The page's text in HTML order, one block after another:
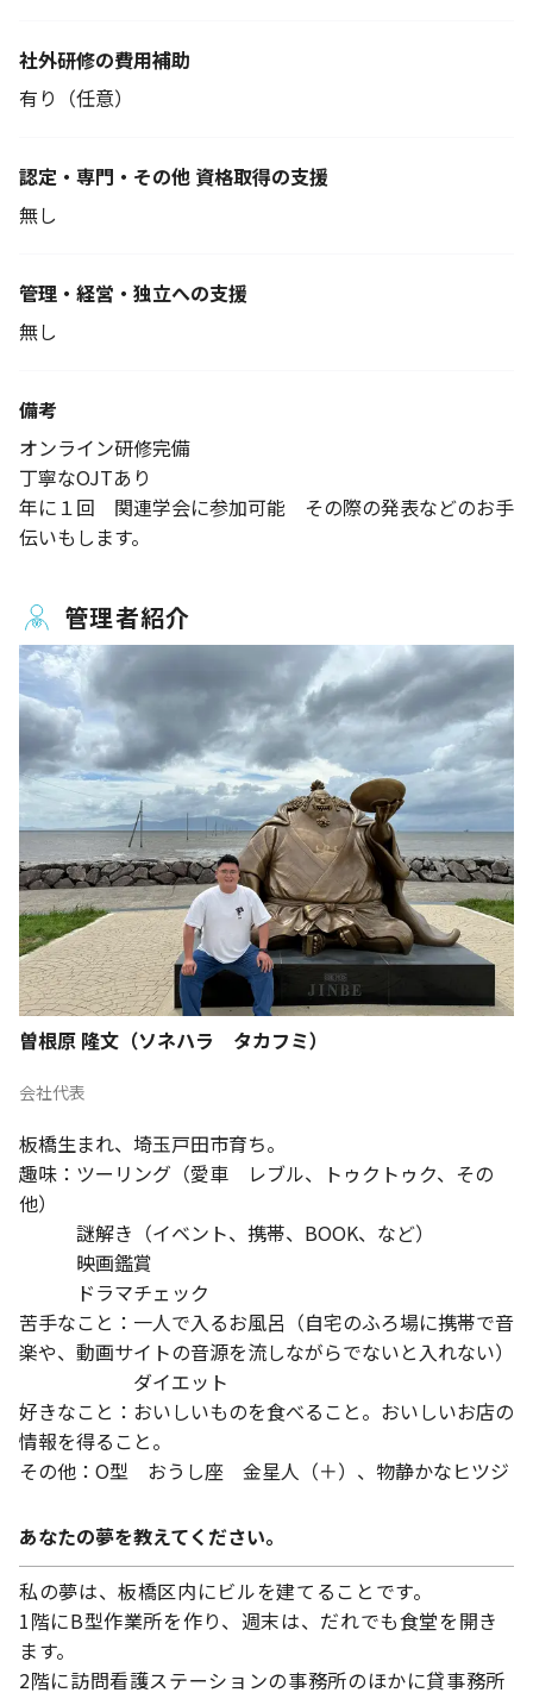
社外研修の費用補助
有り（任意）
認定・専門・その他 資格取得の支援
無し
管理・経営・独立への支援
無し
備考
オンライン研修完備
丁寧なOJTあり
年に１回 関連学会に参加可能 その際の発表などのお手
伝いもします。
管理者紹介
曽根原 隆文（ソネハラ タカフミ）
会社代表
板橋生まれ、埼玉戸田市育ち。
趣味：ツーリング（愛車 レブル、トゥクトゥク、その
他）
謎解き（イベント、携帯、BOOK、など）
映画鑑賞
ドラマチェック
苦手なこと：一人で入るお風呂（自宅のふろ場に携帯で音
楽や、動画サイトの音源を流しながらでないと入れない）
ダイエット
好きなこと：おいしいものを食べること。おいしいお店の
情報を得ること。
その他：O型 おうし座 金星人（＋）、物静かなヒツジ
あなたの夢を教えてください。
私の夢は、板橋区内にビルを建てることです。
1階にB型作業所を作り、週末は、だれでも食堂を開き
ます。
2階に訪問看護ステーションの事務所のほかに貸事務所